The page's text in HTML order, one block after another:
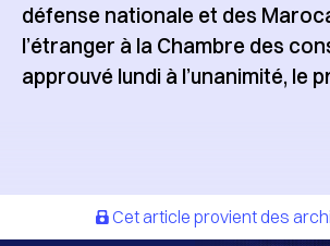
défense nationale et des
l’étranger à la Chambre des
approuvé lundi à l’unanimité, le
Cet article provient des